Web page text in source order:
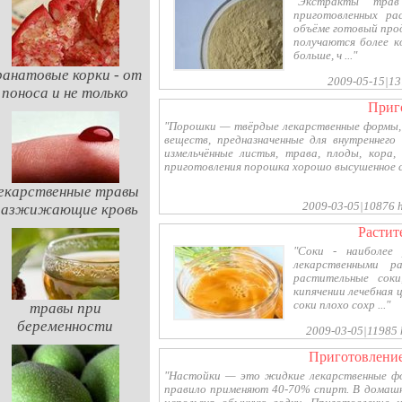
корки - от
поноса и не только
травы
кровь
травы при
беременности
приготовленных
объёме готовый
получаются более
больше, ч ..."
2009-05-
"Порошки — твёрдые лекарственные формы,
веществ, предназначенные для
измельчённые листья, трава, плоды,
приготовления порошка хорошо высушенное
2009-03-05|10876
"Соки - наиболее
лекарственными
растительные
кипячении лечебная
соки плохо сохр ..."
2009-03-05|11985
"Настойки — это жидкие лекарственные
правило применяют 40-70% спирт. В